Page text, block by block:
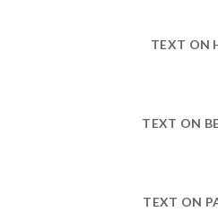
TEXT ON
TEXT ON
TEXT ON